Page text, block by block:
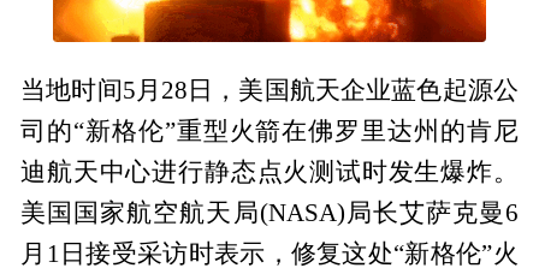
当地时间5月28日，美国航天企业蓝色起源公
司的“新格伦”重型火箭在佛罗里达州的肯尼
迪航天中心进行静态点火测试时发生爆炸。
美国国家航空航天局(NASA)局长艾萨克曼6
月1日接受采访时表示，修复这处“新格伦”火